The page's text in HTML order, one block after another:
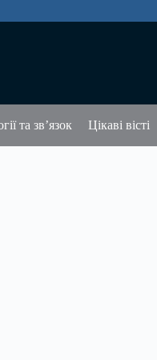
та зв’язок Цікаві вісті